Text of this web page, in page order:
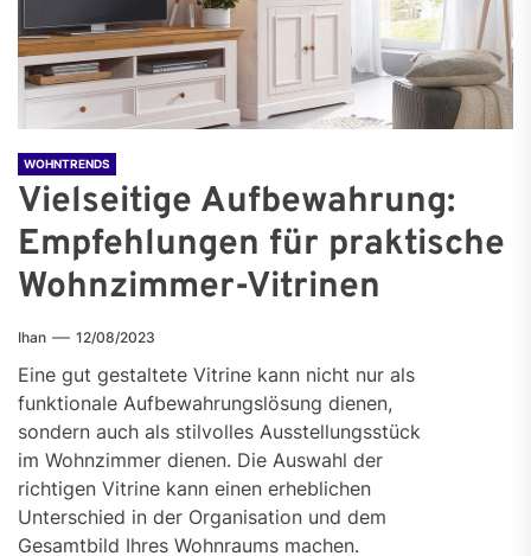
WOHNTRENDS
Vielseitige Aufbewahrung:
Empfehlungen für praktische
Wohnzimmer-Vitrinen
Ihan 12/08/2023
Eine gut gestaltete Vitrine kann nicht nur als
funktionale Aufbewahrungslösung dienen,
sondern auch als stilvolles Ausstellungsstück
im Wohnzimmer dienen. Die Auswahl der
richtigen Vitrine kann einen erheblichen
Unterschied in der Organisation und dem
Gesamtbild Ihres Wohnraums machen.